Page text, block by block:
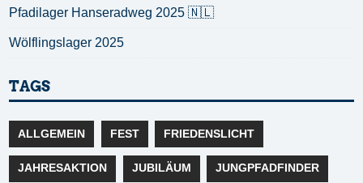
Pfadilager Hanseradweg 2025 🇳🇱
Wölflingslager 2025
TAGS
ALLGEMEIN FEST FRIEDENSLICHT
JAHRESAKTION JUBILÄUM JUNGPFADFINDER